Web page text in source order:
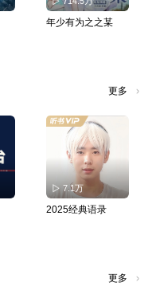
年少有为之之某
更多
7.1万
2025经典语录
更多